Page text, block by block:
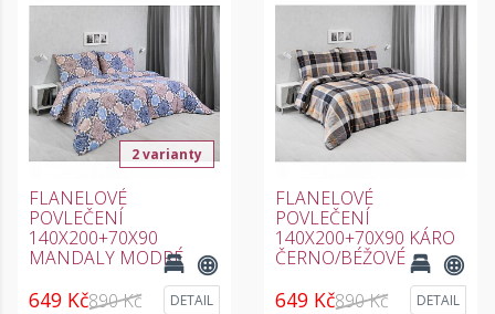
2 varianty
FLANELOVÉ
POVLEČENÍ
140X200+70X90
MANDALY MODRÉ
649 Kč890 Kč DETAIL
FLANELOVÉ
POVLEČENÍ
140X200+70X90 KÁRO
ČERNO/BÉŽOVÉ
649 Kč890 Kč DETAIL